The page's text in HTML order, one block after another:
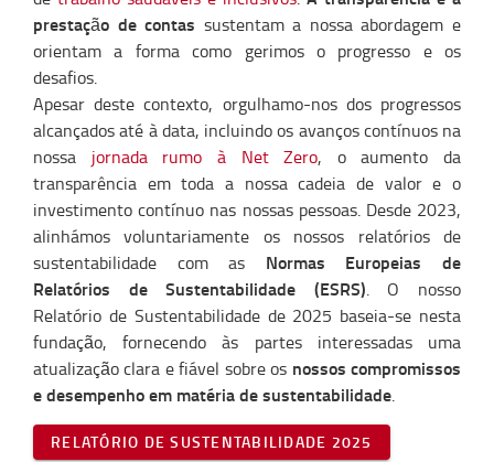
prestação de contas sustentam a nossa abordagem e
orientam a forma como gerimos o progresso e os
desafios.
Apesar deste contexto, orgulhamo-nos dos progressos
alcançados até à data, incluindo os avanços contínuos na
nossa jornada rumo à Net Zero, o aumento da
transparência em toda a nossa cadeia de valor e o
investimento contínuo nas nossas pessoas. Desde 2023,
alinhámos voluntariamente os nossos relatórios de
sustentabilidade com as Normas Europeias de
Relatórios de Sustentabilidade
(ESRS). O nosso
Relatório de Sustentabilidade de 2025 baseia-se nesta
fundação, fornecendo às partes interessadas uma
atualização clara e fiável sobre os nossos compromissos
e desempenho em matéria de sustentabilidade.
RELATÓRIO DE SUSTENTABILIDADE 2025